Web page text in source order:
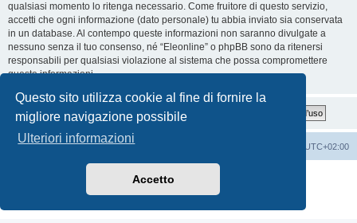
Questo sito utilizza cookie al fine di fornire la
migliore navigazione possibile
Ulteriori informazioni
Accetto
qualsiasi momento lo ritenga necessario. Come fruitore di questo servizio,
accetti che ogni informazione (dato personale) tu abbia inviato sia conservata
in un database. Al contempo queste informazioni non saranno divulgate a
nessuno senza il tuo consenso, né “Eleonline” o phpBB sono da ritenersi
responsabili per qualsiasi violazione al sistema che possa compromettere
queste informazioni.
Indice UTC+02:00
phpBB
® Forum Software © phpBB Limited